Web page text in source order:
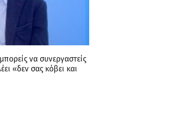
να συνεργαστείς
«δεν σας κόβει και